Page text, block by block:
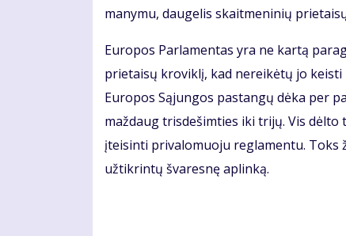
manymu, daugelis skaitmeninių
Europos Parlamentas yra ne kartą
prietaisų kroviklį, kad nereikėtų jo
Europos Sąjungos pastangų dėka per
maždaug trisdešimties iki trijų. Vis
įteisinti privalomuoju reglamentu. Toks
užtikrintų švaresnę aplinką.